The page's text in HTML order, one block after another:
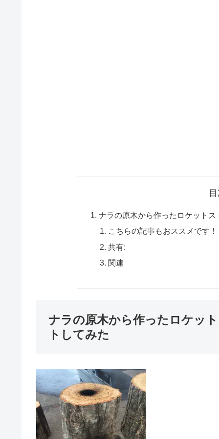
ナラの原木から作ったロケット
こちらの記事もおススメです！
共有:
関連
ナラの原木から作ったロケッ
トしてみた